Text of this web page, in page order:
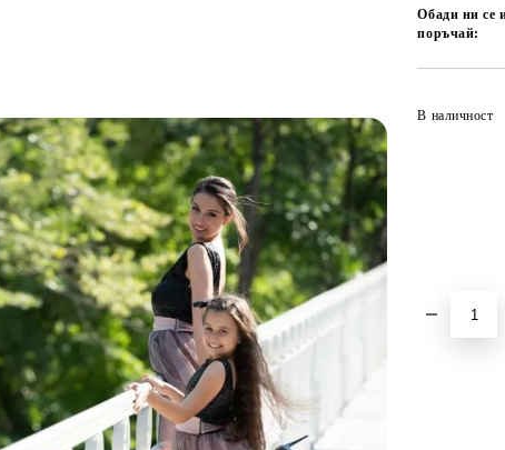
Обади ни се
поръчай:
В наличност